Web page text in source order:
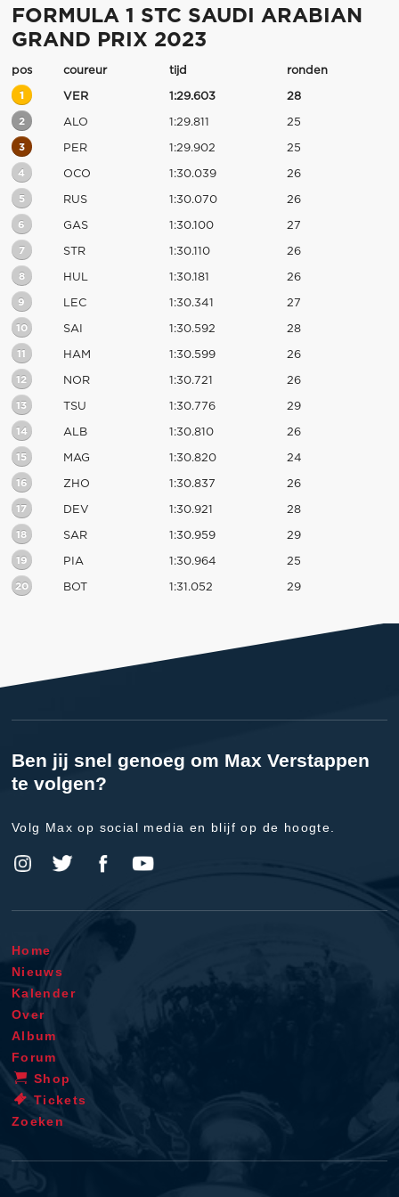
FORMULA 1 STC SAUDI ARABIAN
GRAND PRIX 2023
pos coureur tijd ronden
1 VER 1:29.603 28
2 ALO 1:29.811 25
3 PER 1:29.902 25
4 OCO 1:30.039 26
5 RUS 1:30.070 26
6 GAS 1:30.100 27
7 STR 1:30.110 26
8 HUL 1:30.181 26
9 LEC 1:30.341 27
10 SAI 1:30.592 28
11 HAM 1:30.599 26
12 NOR 1:30.721 26
13 TSU 1:30.776 29
14 ALB 1:30.810 26
15 MAG 1:30.820 24
16 ZHO 1:30.837 26
17 DEV 1:30.921 28
18 SAR 1:30.959 29
19 PIA 1:30.964 25
20 BOT 1:31.052 29
Ben jij snel genoeg om Max Verstappen
te volgen?
Volg Max op social media en blijf op de hoogte.
Home
Nieuws
Kalender
Over
Album
Forum
Shop
Tickets
Zoeken